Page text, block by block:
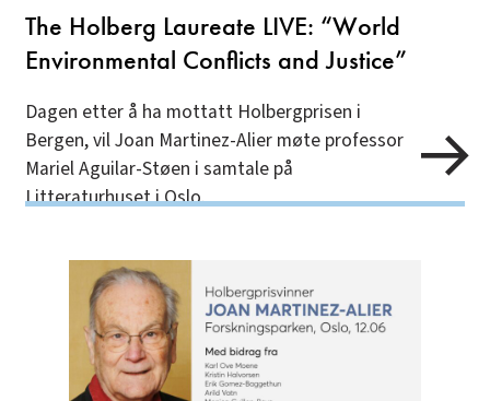
The Holberg Laureate LIVE: “World
Environmental Conflicts and Justice”
Dagen etter å ha mottatt Holbergprisen i
Bergen, vil Joan Martinez-Alier møte professor
Mariel Aguilar-Støen i samtale på
Litteraturhuset i Oslo.